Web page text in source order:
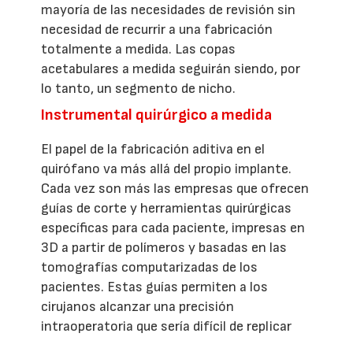
mayoría de las necesidades de revisión sin
necesidad de recurrir a una fabricación
totalmente a medida. Las copas
acetabulares a medida seguirán siendo, por
lo tanto, un segmento de nicho.
Instrumental quirúrgico a medida
El papel de la fabricación aditiva en el
quirófano va más allá del propio implante.
Cada vez son más las empresas que ofrecen
guías de corte y herramientas quirúrgicas
específicas para cada paciente, impresas en
3D a partir de polímeros y basadas en las
tomografías computarizadas de los
pacientes. Estas guías permiten a los
cirujanos alcanzar una precisión
intraoperatoria que sería difícil de replicar